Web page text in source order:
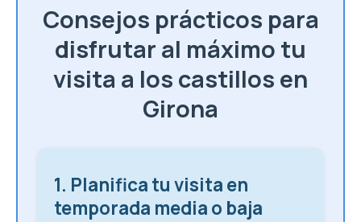
Consejos prácticos para
disfrutar al máximo tu
visita a los castillos en
Girona
1. Planifica tu visita en
temporada media o baja